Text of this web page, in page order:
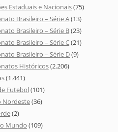
Estaduais e Nacionais(75)
Brasileiro – Série A(13)
Brasileiro – Série B(23)
Brasileiro – Série C(21)
Brasileiro – Série D(9)
Históricos(2.206)
(1.441)
Futebol(101)
Nordeste(36)
(2)
Mundo (109)